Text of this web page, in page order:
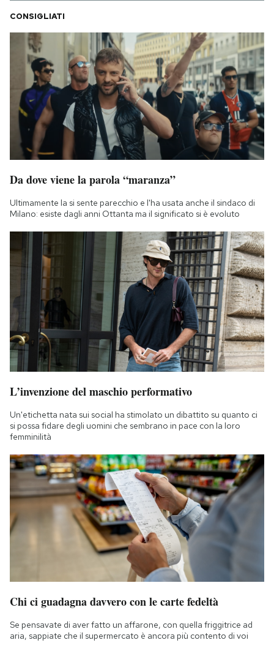
CONSIGLIATI
Da dove viene la parola “maranza”
Ultimamente la si sente parecchio e l'ha usata anche il sindaco di
Milano: esiste dagli anni Ottanta ma il significato si è evoluto
L’invenzione del maschio performativo
Un'etichetta nata sui social ha stimolato un dibattito su quanto ci
si possa fidare degli uomini che sembrano in pace con la loro
femminilità
Chi ci guadagna davvero con le carte fedeltà
Se pensavate di aver fatto un affarone, con quella friggitrice ad
aria, sappiate che il supermercato è ancora più contento di voi